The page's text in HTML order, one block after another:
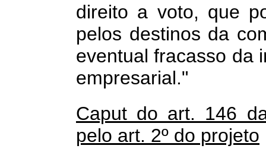
direito a voto, que
pelos destinos da
eventual fracasso da
empresarial."
Caput do art. 146
pelo art. 2º do projeto